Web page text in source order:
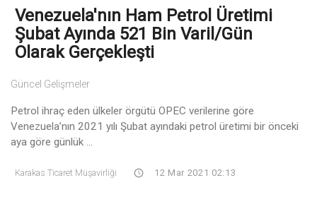
Venezuela'nın Ham Petrol Üretimi
Şubat Ayında 521 Bin Varil/Gün
Olarak Gerçekleşti
Güncel Gelişmeler
Petrol ihraç eden ülkeler örgütü OPEC verilerine göre
Venezuela’nın 2021 yılı Şubat ayındaki petrol üretimi bir önceki
aya göre günlük ...
Karakas Ticaret Müşavirliği 12 Mar 2021 02:13